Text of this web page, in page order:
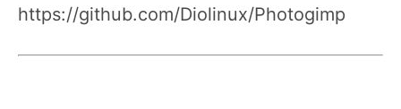
https://github.com/Diolinux/Photogimp